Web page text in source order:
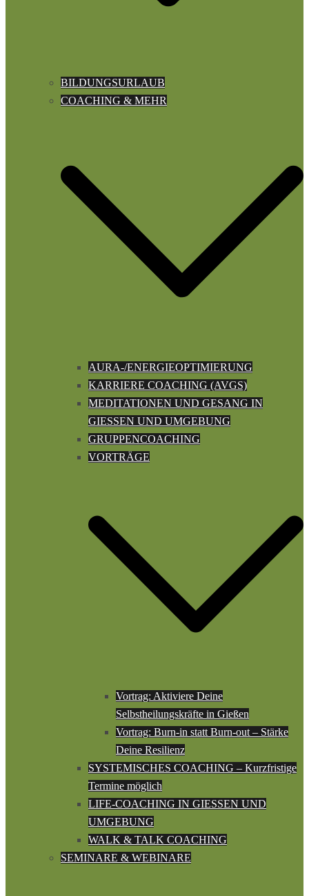
BILDUNGSURLAUB
COACHING & MEHR
AURA-/ENERGIEOPTIMIERUNG
KARRIERE COACHING (AVGS)
MEDITATIONEN UND GESANG IN
GIESSEN UND UMGEBUNG
GRUPPENCOACHING
VORTRÄGE
Vortrag: Aktiviere Deine
Selbstheilungskräfte in Gießen
Vortrag: Burn-in statt Burn-out – Stärke
Deine Resilienz
SYSTEMISCHES COACHING – Kurzfristige
Termine möglich
LIFE-COACHING IN GIESSEN UND
UMGEBUNG
WALK & TALK COACHING
SEMINARE & WEBINARE